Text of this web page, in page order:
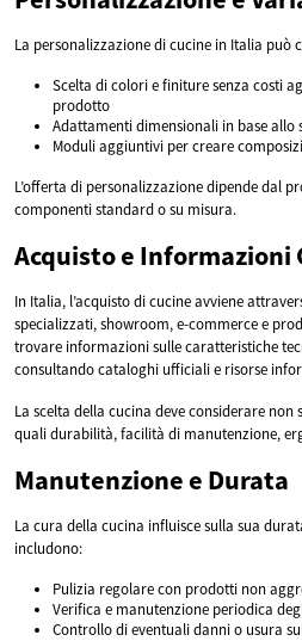
La personalizzazione di cucine in Italia può
Scelta di colori e finiture senza costi
prodotto
Adattamenti dimensionali in base allo
Moduli aggiuntivi per creare
L’offerta di personalizzazione dipende dal
componenti standard o su misura.
Acquisto e Informazioni
In Italia, l’acquisto di cucine avviene
specializzati, showroom, e-commerce e
trovare informazioni sulle caratteristiche
consultando cataloghi ufficiali e risorse
La scelta della cucina deve considerare
quali durabilità, facilità di manutenzione,
Manutenzione e Durata
La cura della cucina influisce sulla sua
includono:
Pulizia regolare con prodotti non
Verifica e manutenzione periodica
Controllo di eventuali danni o usura